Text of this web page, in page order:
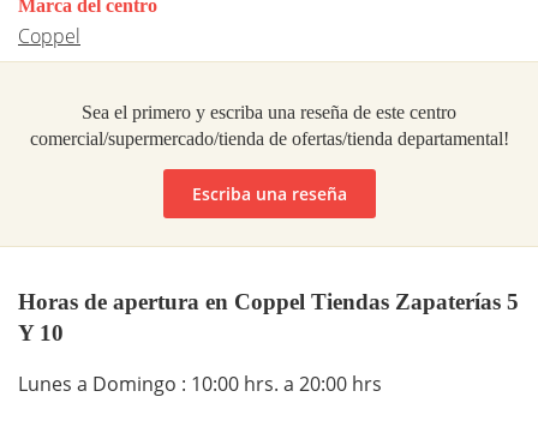
Marca del centro
Coppel
Sea el primero y escriba una reseña de este centro
comercial/supermercado/tienda de ofertas/tienda departamental!
Escriba una reseña
Horas de apertura en Coppel Tiendas Zapaterías 5
Y 10
Lunes a Domingo : 10:00 hrs. a 20:00 hrs